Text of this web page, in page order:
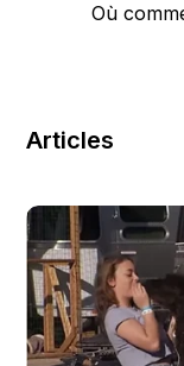
Où
Articles